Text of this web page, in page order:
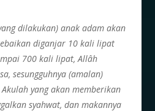
dilakukan) anak adam akan
diganjar 10 kali lipat
700 kali lipat, Allâh
sesungguhnya (amalan)
yang akan memberikan
syahwat, dan makannya